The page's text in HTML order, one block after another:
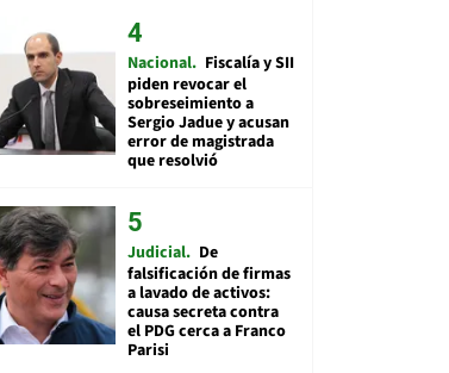
Nacional Fiscalía y SII
piden revocar el
sobreseimiento a
Sergio Jadue y acusan
error de magistrada
que resolvió
Judicial De
falsificación de firmas
a lavado de activos:
causa secreta contra
el PDG cerca a Franco
Parisi